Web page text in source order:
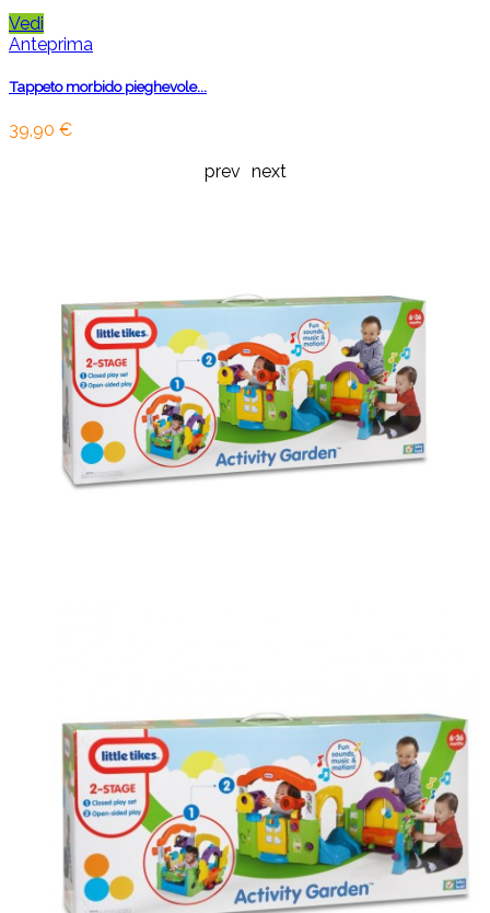
Vedi
Anteprima
Tappeto morbido pieghevole...
39,90 €
prev next